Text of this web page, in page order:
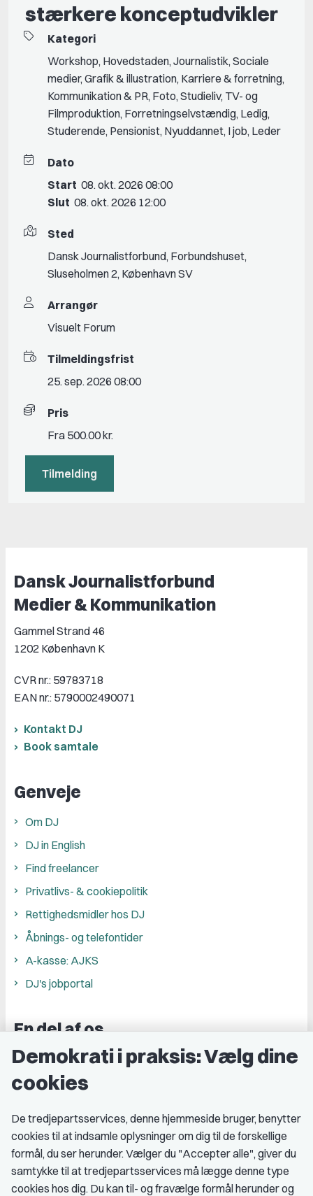
stærkere konceptudvikler
Kategori
Workshop, Hovedstaden, Journalistik, Sociale
medier, Grafik & illustration, Karriere & forretning,
Kommunikation & PR, Foto, Studieliv, TV- og
Filmproduktion, Forretningselvstændig, Ledig,
Studerende, Pensionist, Nyuddannet, I job, Leder
Dato
Start 08. okt. 2026 08:00
Slut 08. okt. 2026 12:00
Sted
Dansk Journalistforbund, Forbundshuset,
Sluseholmen 2, København SV
Arrangør
Visuelt Forum
Tilmeldingsfrist
25. sep. 2026 08:00
Pris
Fra 500.00 kr.
Tilmelding
Dansk Journalistforbund
Medier & Kommunikation
Gammel Strand 46
1202 København K
CVR nr.: 59783718
EAN nr.: 5790002490071
Kontakt DJ
Book samtale
Genveje
Om DJ
DJ in English
Find freelancer
Privatlivs- & cookiepolitik
Rettighedsmidler hos DJ
Åbnings- og telefontider
A-kasse: AJKS
DJ's jobportal
En del af os
Grupper og kredse
Studenterorganisationer
Medlemskab
Fordele som medlem
Demokrati i praksis: Vælg dine
cookies
De tredjepartsservices, denne hjemmeside bruger, benytter
cookies til at indsamle oplysninger om dig til de forskellige
formål, du ser herunder. Vælger du "Accepter alle", giver du
samtykke til at tredjepartsservices må lægge denne type
cookies hos dig. Du kan til- og fravælge formål herunder og